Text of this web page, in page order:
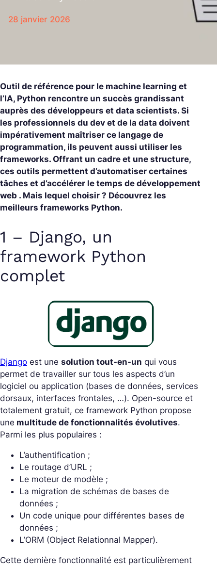
28 janvier 2026
Outil de référence pour le machine learning et
l’IA, Python rencontre un succès grandissant
auprès des développeurs et data scientists. Si
les professionnels du dev et de la data doivent
impérativement maîtriser ce langage de
programmation, ils peuvent aussi utiliser les
frameworks. Offrant un cadre et une structure,
ces outils permettent d’automatiser certaines
tâches et d’accélérer le temps de développement
web . Mais lequel choisir ? Découvrez les
meilleurs frameworks Python.
1 – Django, un
framework Python
complet
Django est une solution tout-en-un qui vous
permet de travailler sur tous les aspects d’un
logiciel ou application (bases de données, services
dorsaux, interfaces frontales, …). Open-source et
totalement gratuit, ce framework Python propose
une multitude de fonctionnalités évolutives.
Parmi les plus populaires :
L’authentification ;
Le routage d’URL ;
Le moteur de modèle ;
La migration de schémas de bases de
données ;
Un code unique pour différentes bases de
données ;
L’ORM (Object Relationnal Mapper).
Cette dernière fonctionnalité est particulièrement